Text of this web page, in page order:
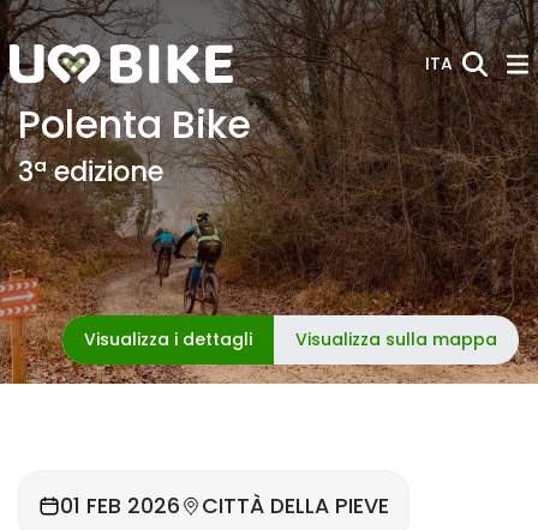
Skip to Main Content
ITA
Polenta Bike
3ª edizione
Visualizza i dettagli Visualizza sulla mappa
01 FEB 2026 CITTÀ DELLA PIEVE